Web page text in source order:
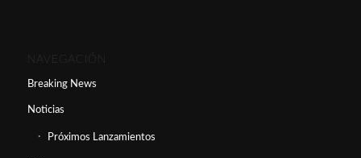
NAVEGACIÓN
Breaking News
Noticias
Próximos Lanzamientos